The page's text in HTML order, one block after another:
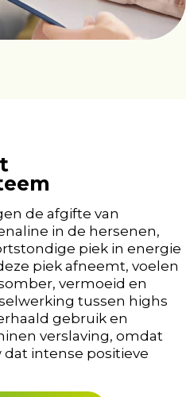
de afgifte van
in de hersenen,
piek in energie
piek afneemt, voelen
vermoeid en
tussen highs
gebruik en
verslaving, omdat
intense positieve